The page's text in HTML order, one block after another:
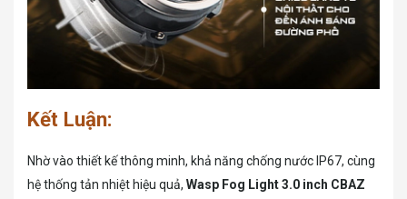
Kết Luận:
Nhờ vào thiết kế thông minh, khả năng chống nước IP67, cùng
hệ thống tản nhiệt hiệu quả, Wasp Fog Light 3.0 inch CBAZ